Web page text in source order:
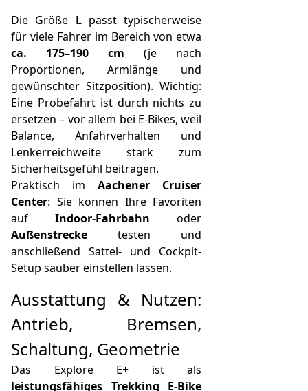
Die Größe Lpasst typischerweise
für viele Fahrer im Bereich von etwa
ca. 175–190 cm (je nach
Proportionen, Armlänge und
gewünschter Sitzposition). Wichtig:
Eine Probefahrt ist durch nichts zu
ersetzen – vor allem bei E‑Bikes, weil
Balance, Anfahrverhalten und
Lenkerreichweite stark zum
Sicherheitsgefühl beitragen.
Praktisch imAachener Cruiser
Center: Sie können Ihre Favoriten
aufIndoor-Fahrbahn oder
Außenstrecke testen und
anschließend Sattel- und Cockpit-
Setup sauber einstellen lassen.
Ausstattung & Nutzen:
Antrieb, Bremsen,
Schaltung, Geometrie
Das Explore E+ ist als
leistungsfähiges Trekking E‑Bike